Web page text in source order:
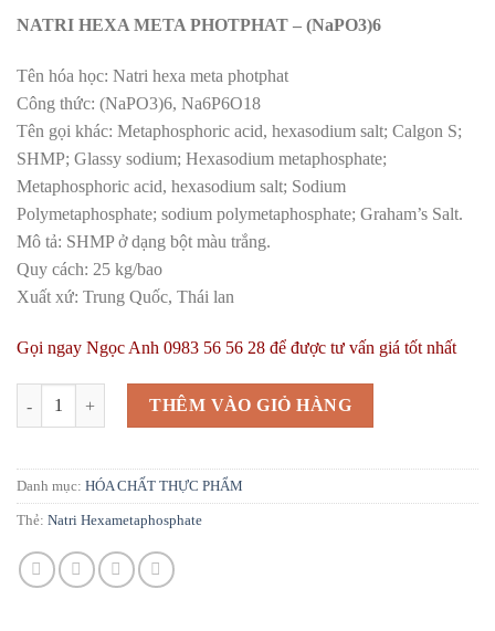
NATRI HEXA META PHOTPHAT – (NaPO3)6
Tên hóa học: Natri hexa meta photphat
Công thức: (NaPO3)6, Na6P6O18
Tên gọi khác: Metaphosphoric acid, hexasodium salt; Calgon S;
SHMP; Glassy sodium; Hexasodium metaphosphate;
Metaphosphoric acid, hexasodium salt; Sodium
Polymetaphosphate; sodium polymetaphosphate; Graham’s Salt.
Mô tả: SHMP ở dạng bột màu trắng.
Quy cách: 25 kg/bao
Xuất xứ: Trung Quốc, Thái lan
Gọi ngay Ngọc Anh 0983 56 56 28 để được tư vấn giá tốt nhất
Natri Hexa Meta Photphat | SHMP | Glassy sodium | Hexasodium
THÊM VÀO GIỎ HÀNG
Danh mục: HÓA CHẤT THỰC PHẨM
Thẻ: Natri Hexametaphosphate